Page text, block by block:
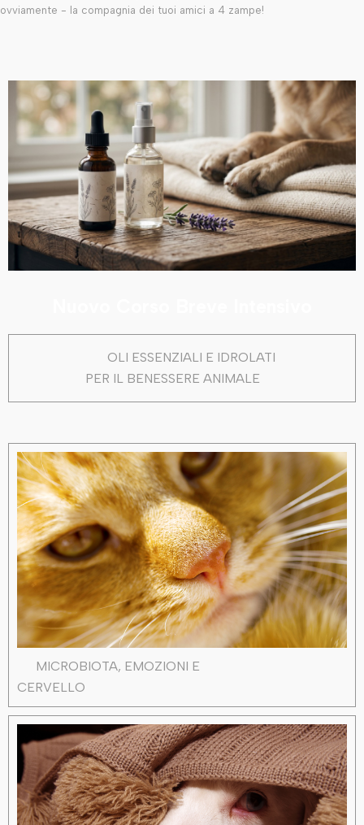
ovviamente - la compagnia dei tuoi amici a 4 zampe!
OLI ESSENZIALI E IDROLATI
PER IL BENESSERE ANIMALE
MICROBIOTA, EMOZIONI E
CERVELLO